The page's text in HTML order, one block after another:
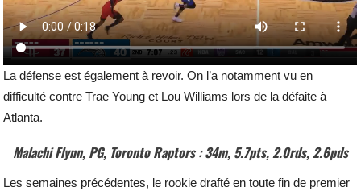
La défense est également à revoir. On l’a notamment vu en
difficulté contre Trae Young et Lou Williams lors de la défaite à
Atlanta.
Malachi Flynn, PG, Toronto Raptors : 34m, 5.7pts, 2.0rds, 2.6pds
Les semaines précédentes, le rookie drafté en toute fin de premier